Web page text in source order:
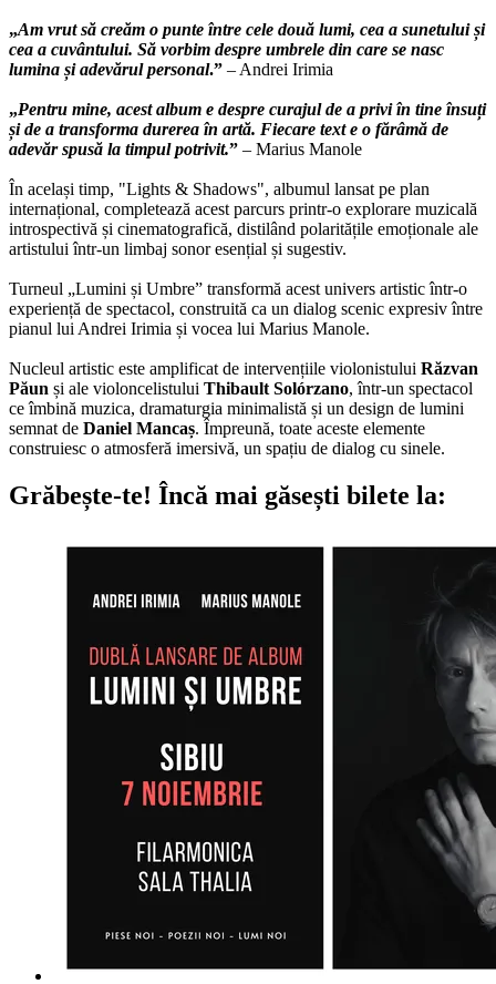
„Am vrut să creăm o punte între cele două lumi, cea a sunetului și
cea a cuvântului. Să vorbim despre umbrele din care se nasc
lumina și adevărul personal.” – Andrei Irimia
„Pentru mine, acest album e despre curajul de a privi în tine însuți
și de a transforma durerea în artă. Fiecare text e o fărâmă de
adevăr spusă la timpul potrivit.” – Marius Manole
În același timp, "Lights & Shadows", albumul lansat pe plan
internațional, completează acest parcurs printr-o explorare muzicală
introspectivă și cinematografică, distilând polaritățile emoționale ale
artistului într-un limbaj sonor esențial și sugestiv.
Turneul „Lumini și Umbre” transformă acest univers artistic într-o
experiență de spectacol, construită ca un dialog scenic expresiv între
pianul lui Andrei Irimia și vocea lui Marius Manole.
Nucleul artistic este amplificat de intervențiile violonistului Răzvan
Păun și ale violoncelistului Thibault Solórzano, într-un spectacol
ce îmbină muzica, dramaturgia minimalistă și un design de lumini
semnat de Daniel Mancaș. Împreună, toate aceste elemente
construiesc o atmosferă imersivă, un spațiu de dialog cu sinele.
Grăbește-te! Încă mai găsești bilete la: